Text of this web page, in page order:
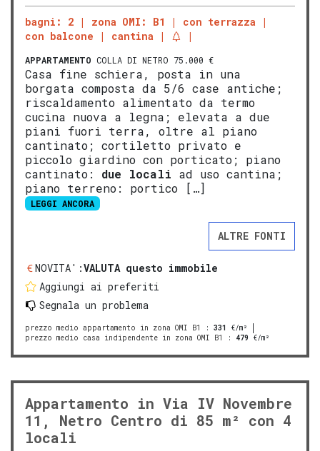
bagni: 2 zona OMI: B1
con terrazza
con balcone
cantina
APPARTAMENTO COLLA DI NETRO 75.000 €
Casa fine schiera, posta in una
borgata composta da 5/6 case antiche;
riscaldamento alimentato da termo
cucina nuova a legna; elevata a due
piani fuori terra, oltre al piano
cantinato; cortiletto privato e
piccolo giardino con porticato; piano
cantinato: due locali ad uso cantina;
piano terreno: portico […]
LEGGI ANCORA
ALTRE FONTI
NOVITA':VALUTA questo immobile
Aggiungi ai preferiti
Segnala un problema
prezzo medio appartamento in zona OMI B1 : 331
€/m²
prezzo medio casa indipendente in zona OMI B1
: 479 €/m²
Appartamento in Via IV Novembre
11, Netro Centro di 85 m² con 4
locali